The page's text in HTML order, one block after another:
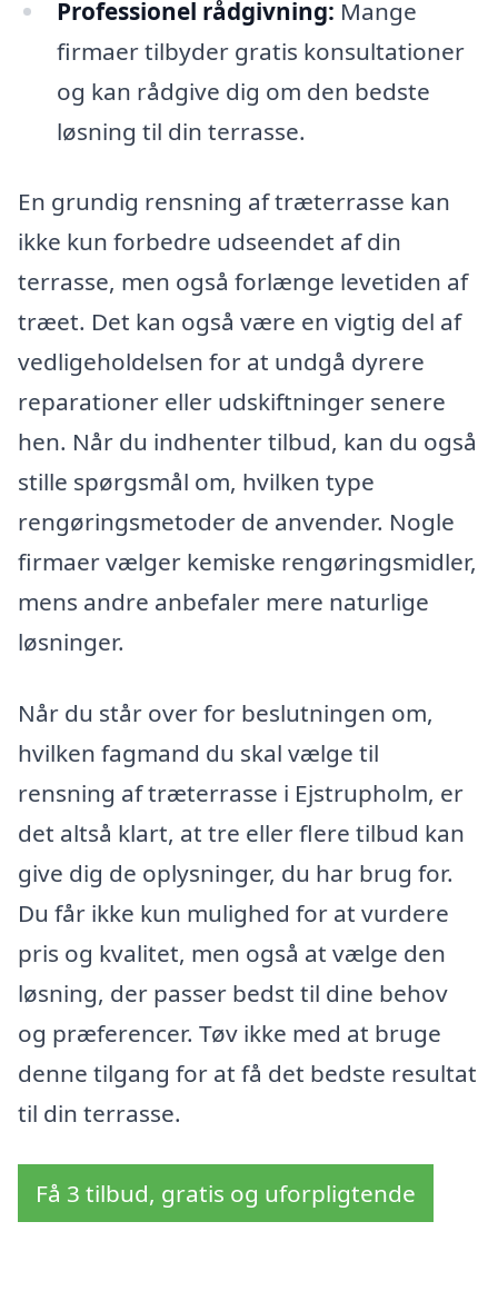
Professionel rådgivning: Mange
firmaer tilbyder gratis konsultationer
og kan rådgive dig om den bedste
løsning til din terrasse.
En grundig rensning af træterrasse kan
ikke kun forbedre udseendet af din
terrasse, men også forlænge levetiden af
træet. Det kan også være en vigtig del af
vedligeholdelsen for at undgå dyrere
reparationer eller udskiftninger senere
hen. Når du indhenter tilbud, kan du også
stille spørgsmål om, hvilken type
rengøringsmetoder de anvender. Nogle
firmaer vælger kemiske rengøringsmidler,
mens andre anbefaler mere naturlige
løsninger.
Når du står over for beslutningen om,
hvilken fagmand du skal vælge til
rensning af træterrasse i Ejstrupholm, er
det altså klart, at tre eller flere tilbud kan
give dig de oplysninger, du har brug for.
Du får ikke kun mulighed for at vurdere
pris og kvalitet, men også at vælge den
løsning, der passer bedst til dine behov
og præferencer. Tøv ikke med at bruge
denne tilgang for at få det bedste resultat
til din terrasse.
Få 3 tilbud, gratis og uforpligtende